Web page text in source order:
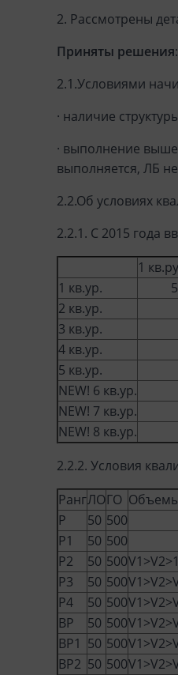
2. Рассмотрены
Приняты решения:
2.1.Условиями
· наличие
· выполнение
выполняется, ЛБ
2.2.Об условиях
2.2.1. С 2015 года
1
1 кв.ур.
2 кв.ур.
3 кв.ур.
4 кв.ур.
5 кв.ур.
NEW! 6 кв.ур.
NEW! 7 кв.ур.
NEW! 8 кв.ур.
2.2.2. Условия
РангЛОГО
Р
50 500
Р1
50 500
P2
50 500
P3
50 500
P4
50 500
BP
50 500
BP1 50 500
BP2 50 500